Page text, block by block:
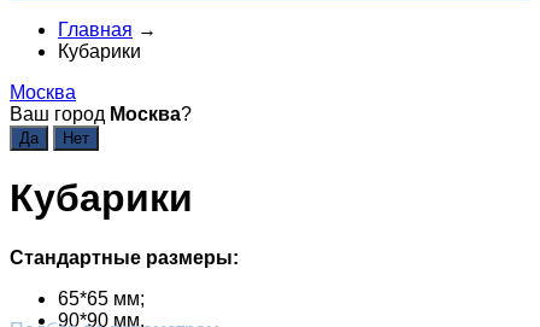
Главная →
Кубарики
Москва
Ваш город Москва?
Кубарики
Стандартные размеры:
65*65 мм;
90*90 мм.